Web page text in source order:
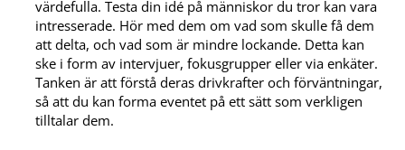
värdefulla. Testa din idé på människor du tror kan vara
intresserade. Hör med dem om vad som skulle få dem
att delta, och vad som är mindre lockande. Detta kan
ske i form av intervjuer, fokusgrupper eller via enkäter.
Tanken är att förstå deras drivkrafter och förväntningar,
så att du kan forma eventet på ett sätt som verkligen
tilltalar dem.